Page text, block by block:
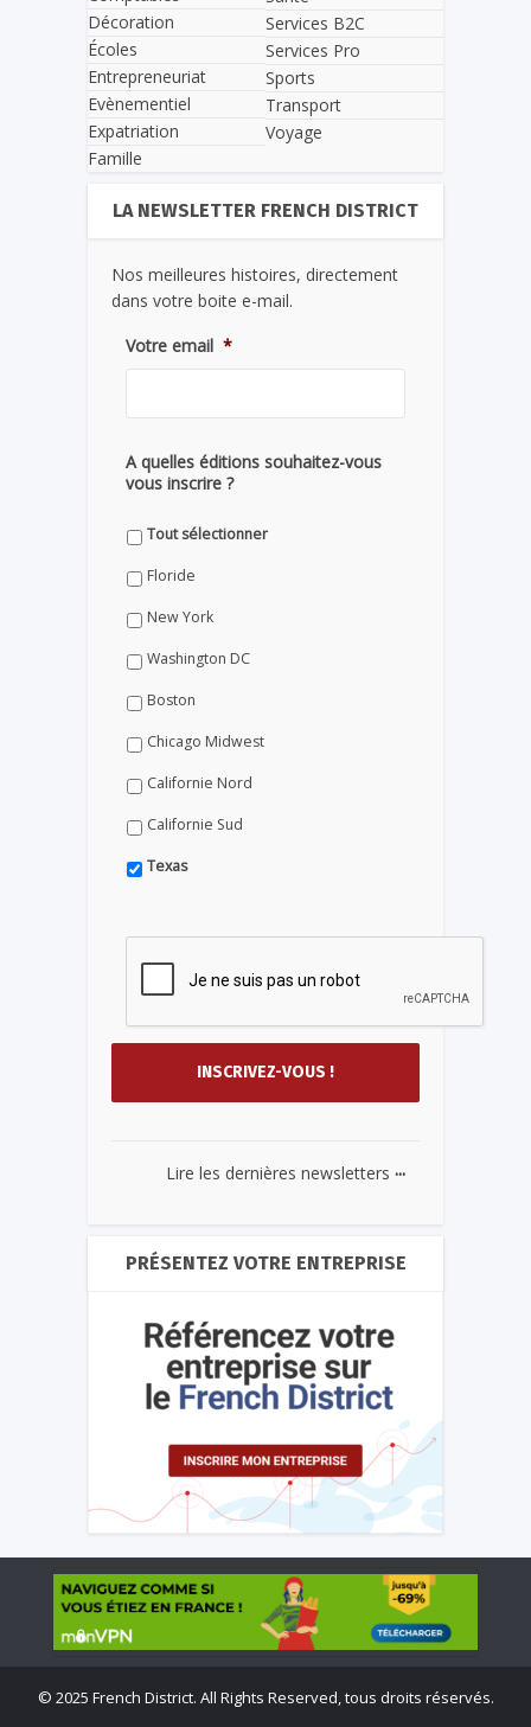
Décoration
Écoles
Entrepreneuriat
Evènementiel
Expatriation
Famille
Services B2C
Services Pro
Sports
Transport
Voyage
LA NEWSLETTER FRENCH DISTRICT
Nos meilleures histoires, directement
dans votre boite e-mail.
Votre email *
A quelles éditions souhaitez-vous
vous inscrire ?
Tout sélectionner
Floride
New York
Washington DC
Boston
Chicago Midwest
Californie Nord
Californie Sud
Texas
Lire les dernières newsletters ...
PRÉSENTEZ VOTRE ENTREPRISE
© 2025 French District. All Rights Reserved, tous droits réservés.